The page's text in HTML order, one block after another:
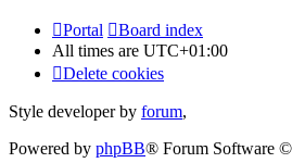
Portal
Board index
All times are UTC+01:00
Delete cookies
Style developer by forum,
Powered by phpBB® Forum Software